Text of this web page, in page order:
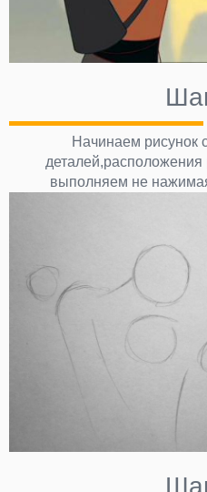
Начинаем рисунок
выполняем не